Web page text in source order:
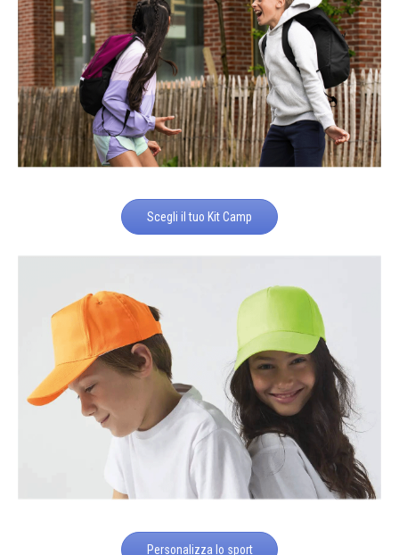
Scegli il tuo Kit Camp
Personalizza lo sport